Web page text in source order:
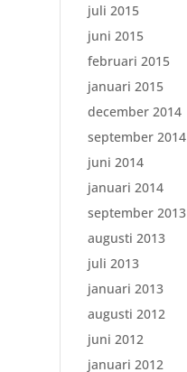
juli 2015
juni 2015
februari 2015
januari 2015
december 2014
september 2014
juni 2014
januari 2014
september 2013
augusti 2013
juli 2013
januari 2013
augusti 2012
juni 2012
januari 2012